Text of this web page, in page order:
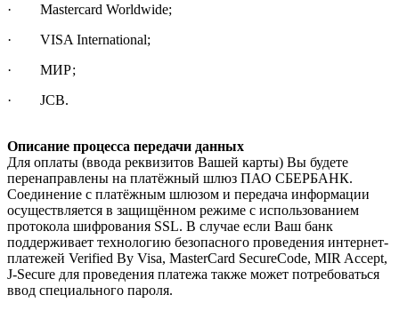
· Mastercard Worldwide;
· VISA International;
· МИР;
· JCB.
Описание процесса передачи данных
Для оплаты (ввода реквизитов Вашей карты) Вы будете
перенаправлены на платёжный шлюз ПАО СБЕРБАНК.
Соединение с платёжным шлюзом и передача информации
осуществляется в защищённом режиме с использованием
протокола шифрования SSL. В случае если Ваш банк
поддерживает технологию безопасного проведения интернет-
платежей Verified By Visa, MasterCard SecureCode, MIR Accept,
J-Secure для проведения платежа также может потребоваться
ввод специального пароля.